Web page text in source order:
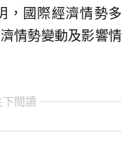
，國際經濟情勢多
情勢變動及影響情
下閱讀